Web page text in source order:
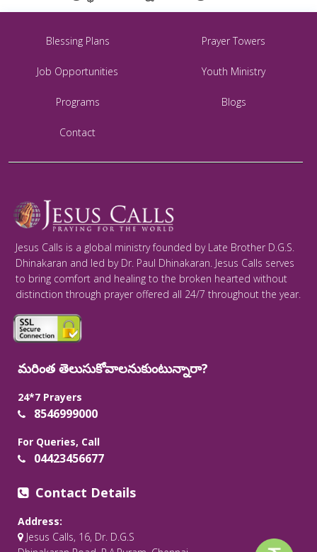
Blessing Plans Prayer Towers
Job Opportunities Youth Ministry
Programs Blogs
Contact
Jesus Calls is a global ministry founded by Late Brother D.G.S.
Dhinakaran and led by Dr. Paul Dhinakaran. Jesus Calls serves
to bring comfort and healing to the broken hearted without
distinction through prayer offered all 24/7 throughout the year.
మరింత తెలుసుకోవాలనుకుంటున్నారా?
24*7 Prayers
8546999000
For Queries, Call
04423456677
Contact Details
Address:
Jesus Calls, 16, Dr. D.G.S